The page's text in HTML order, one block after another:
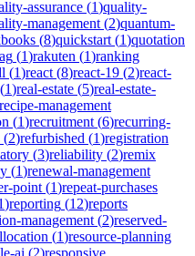
assurance (1)quality-
management (2)quantum-
(8)quickstart (1)quotation
(1)rakuten (1)ranking
(1)react (8)react-19 (2)react-
(1)real-estate (5)real-estate-
recipe-management
(1)recruitment (6)recurring-
(2)refurbished (1)registration
(3)reliability (2)remix
(1)renewal-management
point (1)repeat-purchases
)reporting (12)reports
management (2)reserved-
(1)resource-planning
ai (2)responsive